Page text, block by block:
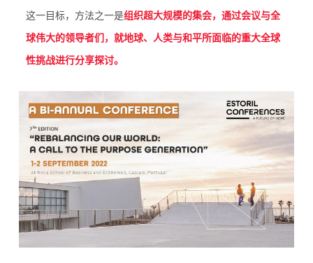
这一目标，方法之一是组织超大规模的集会，通过会议与全
球伟大的领导者们，就地球、人类与和平所面临的重大全球
性挑战进行分享探讨。